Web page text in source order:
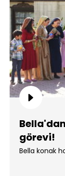
görevi!
Bella konak